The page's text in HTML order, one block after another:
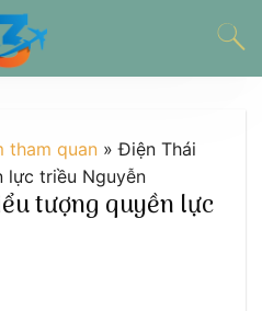
tham quan »Điện Thái
lực triều Nguyễn
tượng quyền lực